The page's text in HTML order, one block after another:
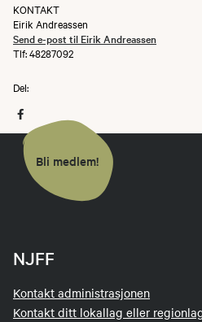
KONTAKT
Eirik Andreassen
Send e-post til Eirik Andreassen
Tlf: 48287092
Del:
Bli medlem!
NJFF
Kontakt administrasjonen
Kontakt ditt lokallag eller